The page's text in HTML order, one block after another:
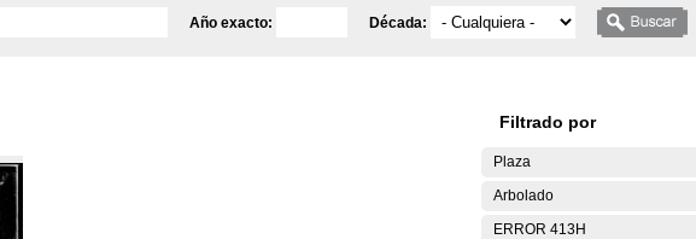
Año exacto: Década:
Filtrado por
Plaza
Arbolado
ERROR 413H